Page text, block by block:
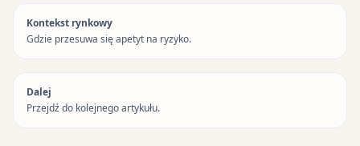
Kontekst rynkowy
Gdzie przesuwa się apetyt na ryzyko.
Dalej
Przejdź do kolejnego artykułu.